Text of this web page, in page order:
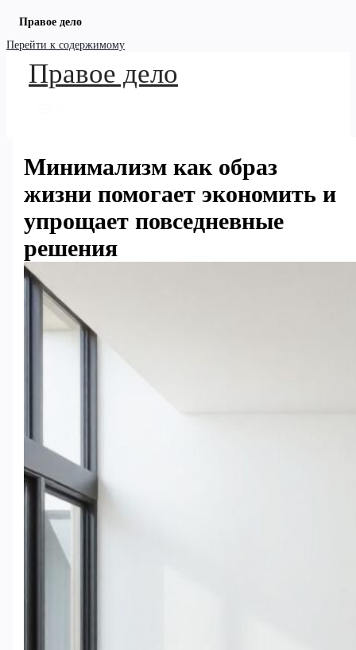
Правое дело
Перейти к содержимому
Правое дело
Минимализм как образ
жизни помогает экономить и
упрощает повседневные
решения